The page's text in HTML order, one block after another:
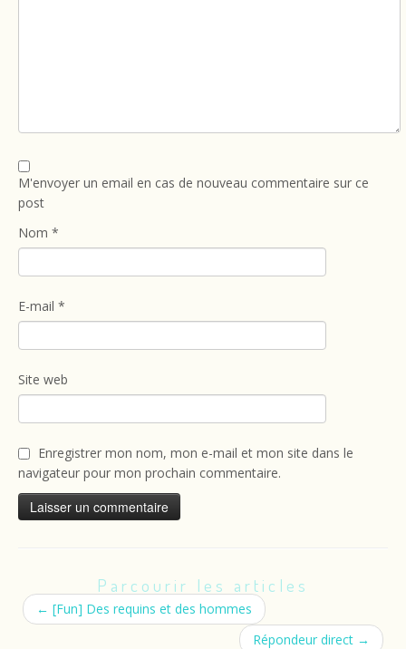
M'envoyer un email en cas de nouveau commentaire sur ce
post
Nom *
E-mail *
Site web
Enregistrer mon nom, mon e-mail et mon site dans le
navigateur pour mon prochain commentaire.
Parcourir les articles
← [Fun] Des requins et des hommes
Répondeur direct →